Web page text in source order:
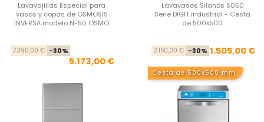
Lavavajillas Especial para
vasos y copas de OSMOSIS
INVERSA modelo N-50 OSMO
Precio base
7.390,00 € -30%
5.173,00 €
Lavavasos Silanos S050
Serie DIGIT industrial - Cesta
de 500x500
2.150,00 € -30% 1.505,00 €
Cesta de 500x500 mm